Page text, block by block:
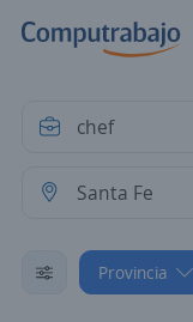
Provincia